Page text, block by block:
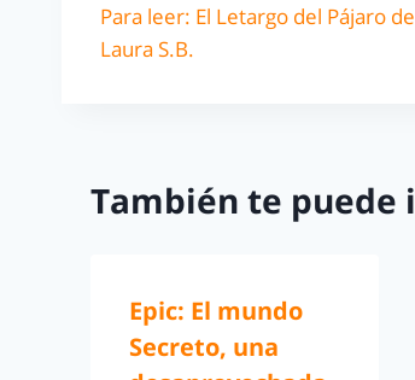
Para leer: El Letargo del Pájaro
Laura S.B.
También te puede
Epic: El mundo
Secreto, una